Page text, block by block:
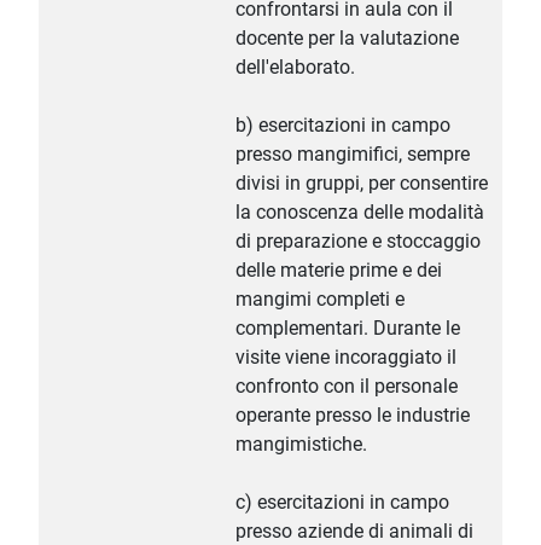
confrontarsi in aula con il
docente per la valutazione
dell'elaborato.
b) esercitazioni in campo
presso mangimifici, sempre
divisi in gruppi, per consentire
la conoscenza delle modalità
di preparazione e stoccaggio
delle materie prime e dei
mangimi completi e
complementari. Durante le
visite viene incoraggiato il
confronto con il personale
operante presso le industrie
mangimistiche.
c) esercitazioni in campo
presso aziende di animali di